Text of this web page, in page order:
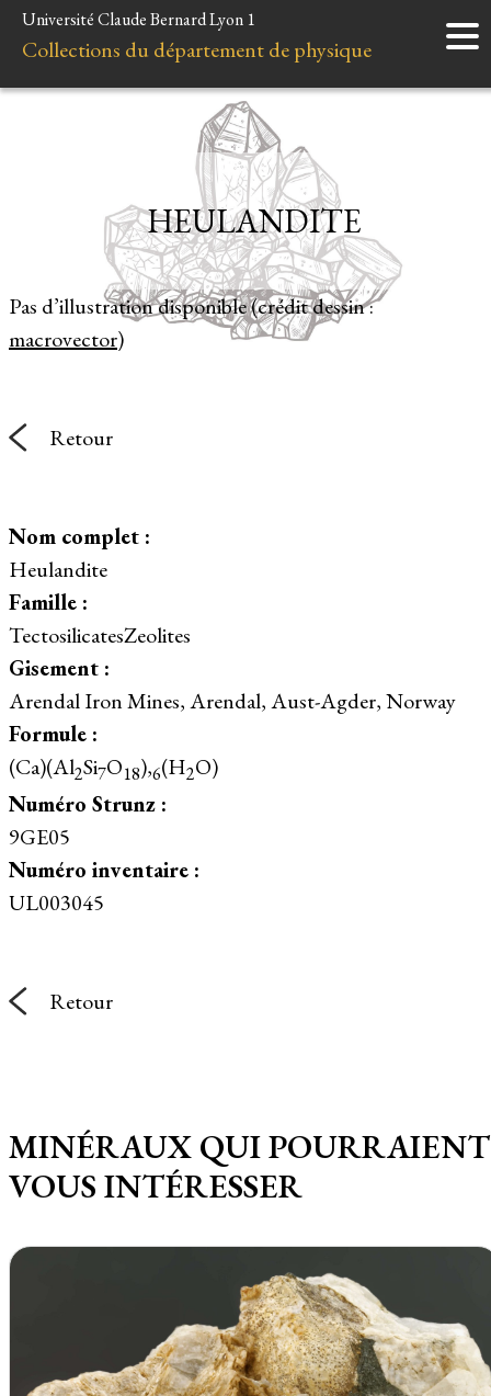
Accueil
Instruments
Liens et ressources
Université Claude Bernard Lyon 1
Collections du département de physique
Pas d’illustration disponible (crédit dessin :
macrovector)
HEULANDITE
Retour
Nom complet :
Heulandite
Famille :
TectosilicatesZeolites
Gisement :
Arendal Iron Mines, Arendal, Aust-Agder, Norway
Formule :
(Ca)(Al2Si7O18),6(H2O)
Numéro Strunz :
9GE05
Numéro inventaire :
UL003045
Retour
MINÉRAUX QUI POURRAIENT
VOUS INTÉRESSER